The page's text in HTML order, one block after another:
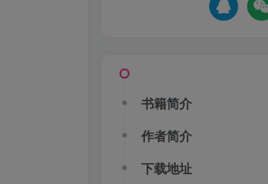
书籍简介
作者简介
下载地址